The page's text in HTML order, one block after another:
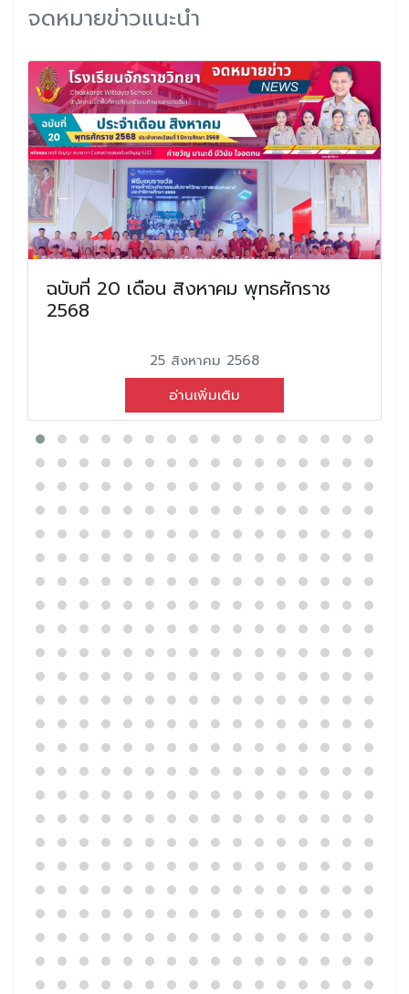
จดหมายข่าวแนะนำ
ฉบับที่ 20 เดือน สิงหาคม พุทธศักราช
2568
25 สิงหาคม 2568
อ่านเพิ่มเติม